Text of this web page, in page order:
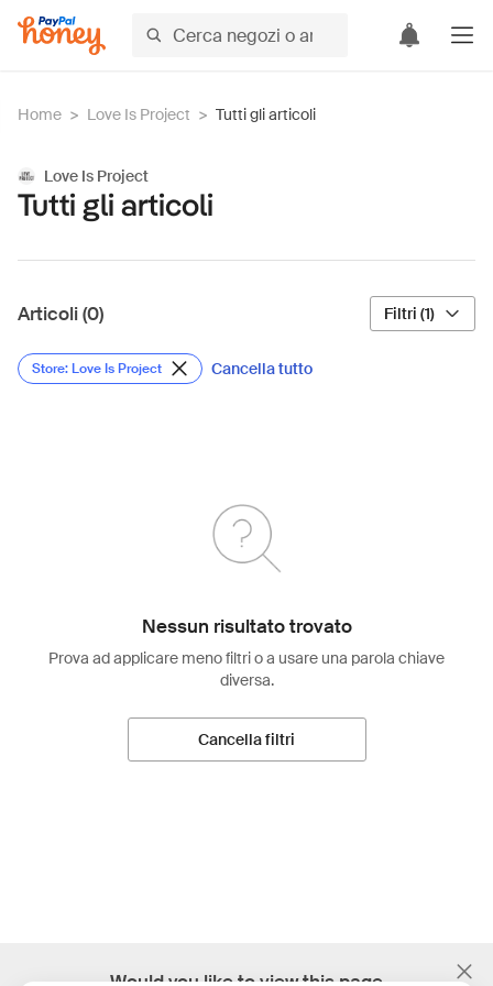
Home > Love Is Project > Tutti gli articoli
Love Is Project
Tutti gli articoli
Articoli (0) Filtri (1)
Store: Love Is Project Cancella tutto
Nessun risultato trovato
Prova ad applicare meno filtri o a usare una parola chiave
diversa.
Cancella filtri